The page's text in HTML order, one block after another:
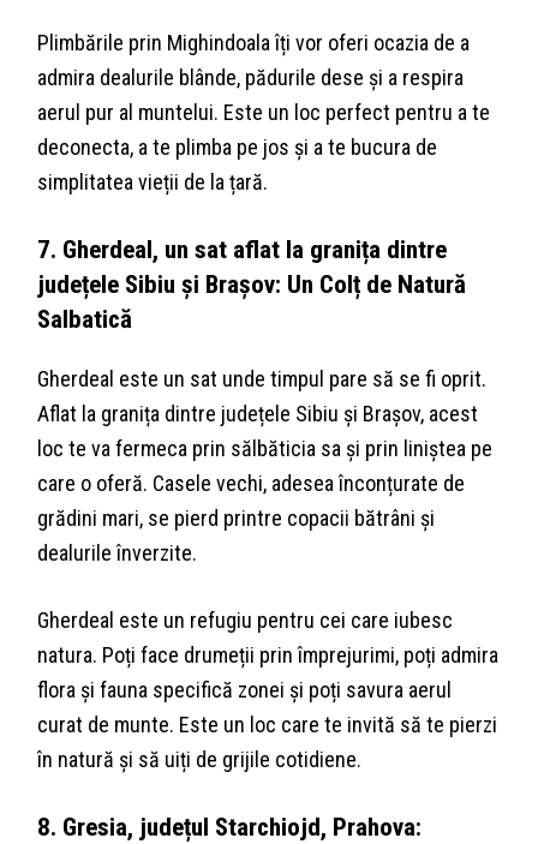
Plimbările prin Mighindoala îți vor oferi ocazia de a
admira dealurile blânde, pădurile dese și a respira
aerul pur al muntelui. Este un loc perfect pentru a te
deconecta, a te plimba pe jos și a te bucura de
simplitatea vieții de la țară.
7. Gherdeal, un sat aflat la granița dintre
județele Sibiu și Brașov: Un Colț de Natură
Salbatică
Gherdeal este un sat unde timpul pare să se fi oprit.
Aflat la granița dintre județele Sibiu și Brașov, acest
loc te va fermeca prin sălbăticia sa și prin liniștea pe
care o oferă. Casele vechi, adesea înconțurate de
grădini mari, se pierd printre copacii bătrâni și
dealurile înverzite.
Gherdeal este un refugiu pentru cei care iubesc
natura. Poți face drumeții prin împrejurimi, poți admira
flora și fauna specifică zonei și poți savura aerul
curat de munte. Este un loc care te invită să te pierzi
în natură și să uiți de grijile cotidiene.
8. Gresia, județul Starchiojd, Prahova: